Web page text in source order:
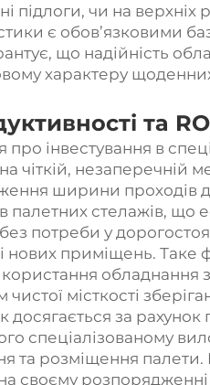
чи на верхніх
є обов’язковими
що надійність
характеру
та
інвестування в
чіткій, незаперечній
ширини проходів
палетних стелажів, що
без потреби у
нових приміщень. Таке
обладнання
місткості
за рахунок
спеціалізованому
та розміщення палети.
своєму розпорядженні